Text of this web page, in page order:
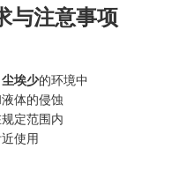
与注意事项
埃少的环境中
体的侵蚀
定范围内
使用